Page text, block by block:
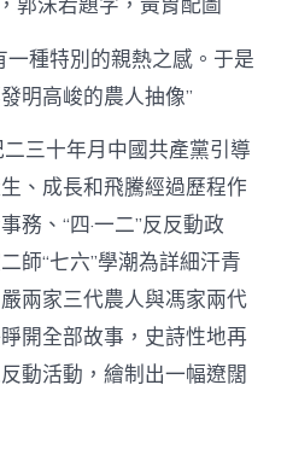
郭沫若題字，黃胄配圖
一種特別的親熱之感。于是
明高峻的農人抽像”
二三十年月中國共產黨引導
、成長和飛騰經過歷程作
務、“四·一二”反反動政
師“七六”學潮為詳細汗青
兩家三代農人與馮家兩代
開全部故事，史詩性地再
動活動，繪制出一幅遼闊